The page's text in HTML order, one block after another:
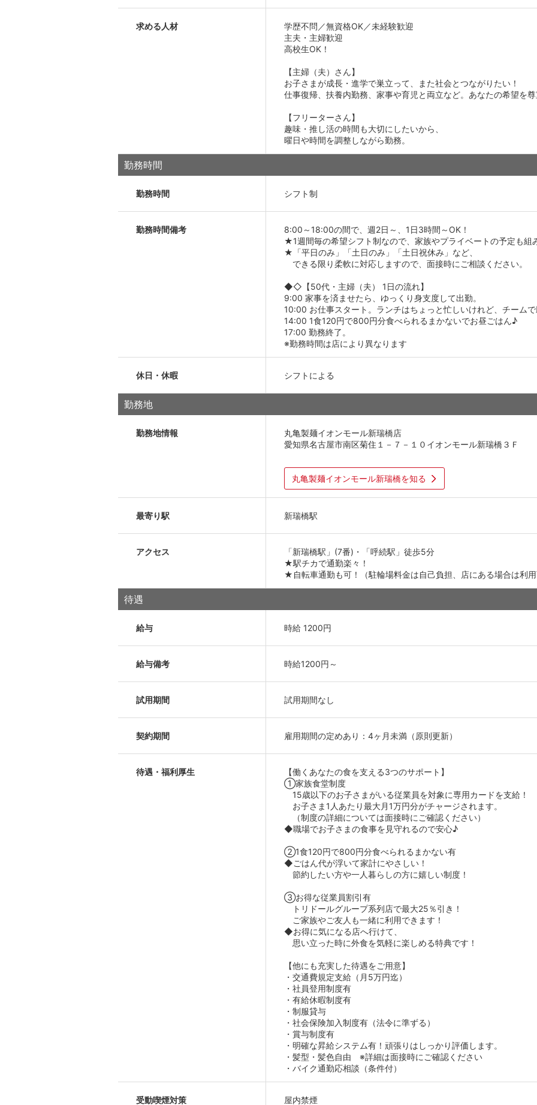
求める人材
学歴不問／無資格OK／未経験歓迎
主夫・主婦歓迎
高校生OK！
【主婦（夫）さん】
お子さまが成長・進学で巣立って、また社会とつながりたい！
仕事復帰、扶養内勤務、家事や育児と両立など。あなたの希望を
【フリーターさん】
趣味・推し活の時間も大切にしたいから、
曜日や時間を調整しながら勤務。
勤務時間
勤務時間 シフト制
勤務時間備考
8:00～18:00の間で、週2日～、1日3時間～OK！
★1週間毎の希望シフト制なので、家族やプライベートの予定も組
★「平日のみ」「土日のみ」「土日祝休み」など、
できる限り柔軟に対応しますので、面接時にご相談ください。
◆◇【50代・主婦（夫） 1日の流れ】
9:00 家事を済ませたら、ゆっくり身支度して出勤。
10:00 お仕事スタート。ランチはちょっと忙しいけれど、チーム
14:00 1食120円で800円分食べられるまかないでお昼ごはん♪
17:00 勤務終了。
※勤務時間は店により異なります
休日・休暇 シフトによる
勤務地
勤務地情報
丸亀製麺イオンモール新瑞橋店
愛知県名古屋市南区菊住１－７－１０イオンモール新瑞橋３Ｆ
丸亀製麺イオンモール新瑞橋を知る
最寄り駅 新瑞橋駅
アクセス
「新瑞橋駅」(7番)・「呼続駅」徒歩5分
★駅チカで通勤楽々！
★自転車通勤も可！（駐輪場料金は自己負担、店にある場合は利
待遇
給与 時給 1200円
給与備考 時給1200円～
試用期間 試用期間なし
契約期間 雇用期間の定めあり：4ヶ月未満（原則更新）
待遇・福利厚生
【働くあなたの食を支える3つのサポート】
①家族食堂制度
15歳以下のお子さまがいる従業員を対象に専用カードを支給！
お子さま1人あたり最大月1万円分がチャージされます。
（制度の詳細については面接時にご確認ください）
◆職場でお子さまの食事を見守れるので安心♪
②1食120円で800円分食べられるまかない有
◆ごはん代が浮いて家計にやさしい！
節約したい方や一人暮らしの方に嬉しい制度！
③お得な従業員割引有
トリドールグループ系列店で最大25％引き！
ご家族やご友人も一緒に利用できます！
◆お得に気になる店へ行けて、
思い立った時に外食を気軽に楽しめる特典です！
【他にも充実した待遇をご用意】
・交通費規定支給（月5万円迄）
・社員登用制度有
・有給休暇制度有
・制服貸与
・社会保険加入制度有（法令に準ずる）
・賞与制度有
・明確な昇給システム有！頑張りはしっかり評価します。
・髪型・髪色自由 ※詳細は面接時にご確認ください
・バイク通勤応相談（条件付）
受動喫煙対策 屋内禁煙